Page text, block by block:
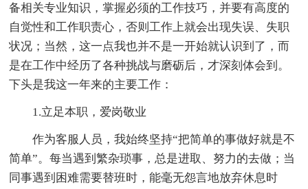
备相关专业知识，掌握必须的工作技巧，并要有高度的
自觉性和工作职责心，否则工作上就会出现失误、失职
状况；当然，这一点我也并不是一开始就认识到了，而
是在工作中经历了各种挑战与磨砺后，才深刻体会到。
下头是我这一年来的主要工作：
1.立足本职，爱岗敬业
作为客服人员，我始终坚持“把简单的事做好就是不
简单”。每当遇到繁杂琐事，总是进取、努力的去做；当
同事遇到困难需要替班时，能毫无怨言地放弃休息时